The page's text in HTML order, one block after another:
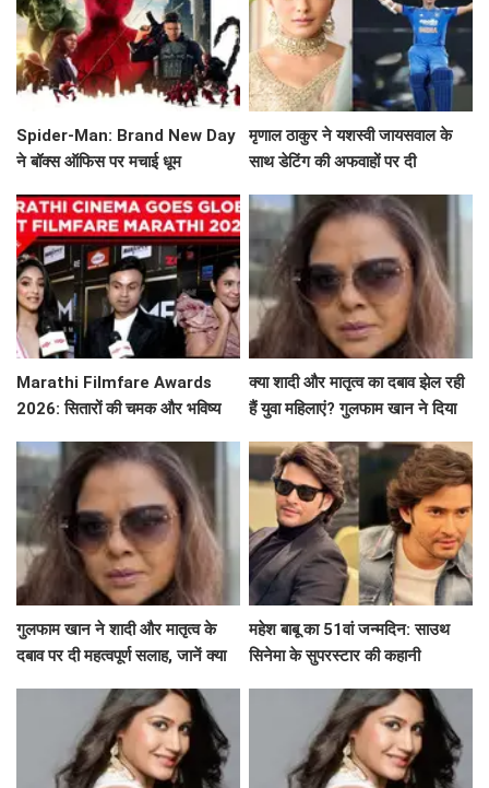
Spider-Man: Brand New Day
ने बॉक्स ऑफिस पर मचाई धूम
मृणाल ठाकुर ने यशस्वी जायसवाल के
साथ डेटिंग की अफवाहों पर दी
Marathi Filmfare Awards
2026: सितारों की चमक और भविष्य
क्या शादी और मातृत्व का दबाव झेल रही
हैं युवा महिलाएं? गुलफाम खान ने दिया
गुलफाम खान ने शादी और मातृत्व के
दबाव पर दी महत्वपूर्ण सलाह, जानें क्या
महेश बाबू का 51वां जन्मदिन: साउथ
सिनेमा के सुपरस्टार की कहानी